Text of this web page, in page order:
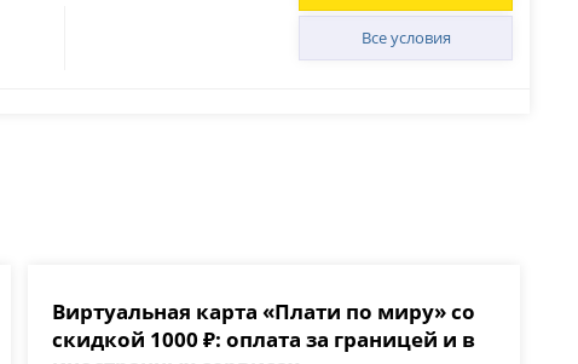
Все условия
Виртуальная карта «Плати по миру» со
скидкой 1000 ₽: оплата за границей и в